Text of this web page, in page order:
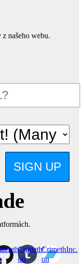
našeho webu.
SIGN UP
CrimethInc.
on
CrimethInc.
on